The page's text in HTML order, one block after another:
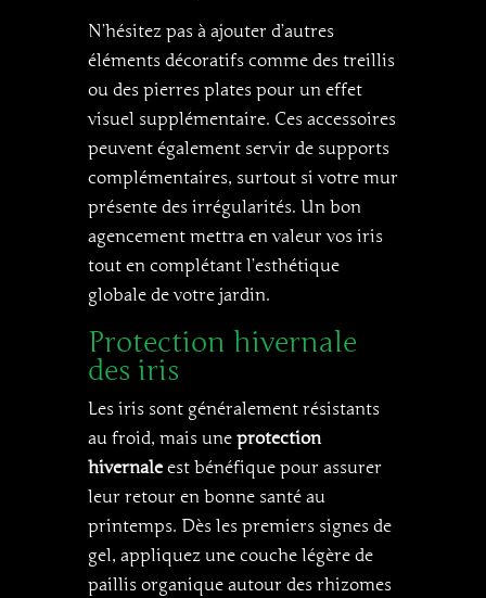
N’hésitez pas à ajouter d’autres
éléments décoratifs comme des treillis
ou des pierres plates pour un effet
visuel supplémentaire. Ces accessoires
peuvent également servir de supports
complémentaires, surtout si votre mur
présente des irrégularités. Un bon
agencement mettra en valeur vos iris
tout en complétant l’esthétique
globale de votre jardin.
Protection hivernale
des iris
Les iris sont généralement résistants
au froid, mais une protection
hivernale est bénéfique pour assurer
leur retour en bonne santé au
printemps. Dès les premiers signes de
gel, appliquez une couche légère de
paillis organique autour des rhizomes